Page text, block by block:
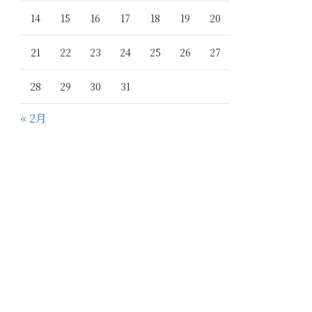
14 15 16 17 18 19 20
21 22 23 24 25 26 27
28 29 30 31
« 2月